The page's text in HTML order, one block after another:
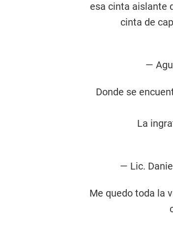
esa cinta aislante
cinta de
—
Donde se
La
— Lic.
Me quedo toda la